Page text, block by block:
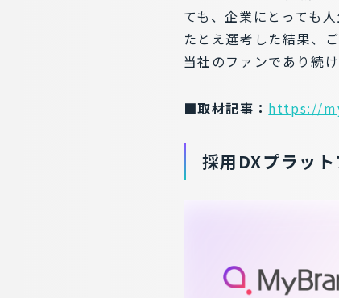
ても、企業にとっても
たとえ選考した結果、
当社のファンであり続
■取材記事： https://
採用DXプラッ